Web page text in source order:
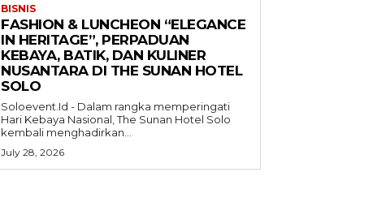
BISNIS
FASHION & LUNCHEON “ELEGANCE
IN HERITAGE”, PERPADUAN
KEBAYA, BATIK, DAN KULINER
NUSANTARA DI THE SUNAN HOTEL
SOLO
Soloevent.Id - Dalam rangka memperingati
Hari Kebaya Nasional, The Sunan Hotel Solo
kembali menghadirkan...
July 28, 2026